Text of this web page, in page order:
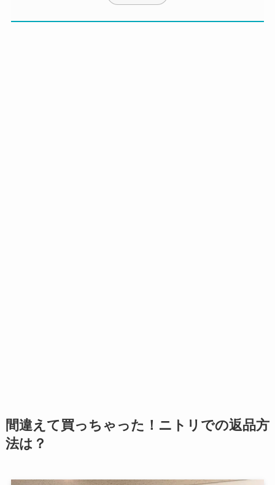
間違えて買っちゃった！ニトリでの返品方
法は？